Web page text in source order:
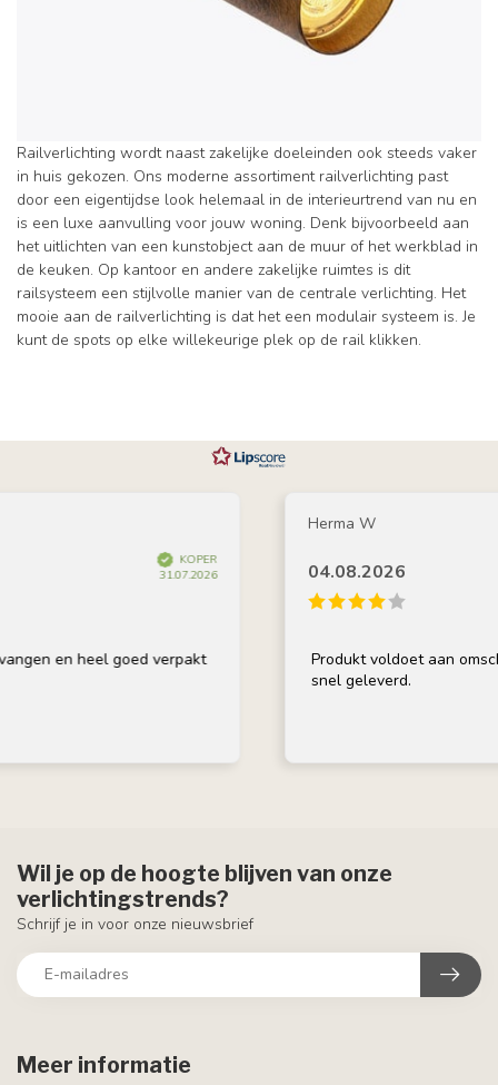
Railverlichting wordt naast zakelijke doeleinden ook steeds vaker
in huis gekozen. Ons moderne assortiment railverlichting past
door een eigentijdse look helemaal in de interieurtrend van nu en
is een luxe aanvulling voor jouw woning. Denk bijvoorbeeld aan
het uitlichten van een kunstobject aan de muur of het werkblad in
de keuken. Op kantoor en andere zakelijke ruimtes is dit
railsysteem een stijlvolle manier van de centrale verlichting. Het
mooie aan de railverlichting is dat het een modulair systeem is. Je
kunt de spots op elke willekeurige plek op de rail klikken.
KOPER
31.07.2026
en heel goed verpakt
Herma W
04.08.2026
Produkt voldoet aan
snel geleverd.
Meer informatie
Wil je op de hoogte blijven van onze
verlichtingstrends?
Schrijf je in voor onze nieuwsbrief